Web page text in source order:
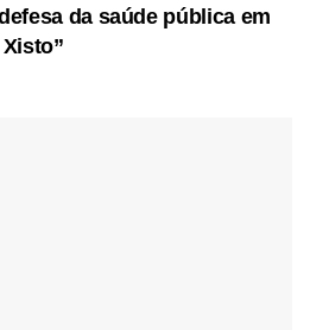
da saúde pública em